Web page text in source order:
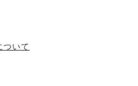
ついて